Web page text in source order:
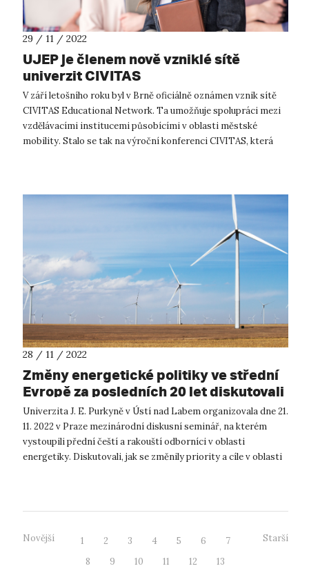
29 / 11 / 2022
UJEP je členem nově vzniklé sítě
univerzit CIVITAS
V září letošního roku byl v Brně oficiálně oznámen vznik sítě
CIVITAS Educational Network. Ta umožňuje spolupráci mezi
vzdělávacími institucemi působícími v oblasti městské
mobility. Stalo se tak na výroční konferenci CIVITAS, která
28 / 11 / 2022
Změny energetické politiky ve střední
Evropě za posledních 20 let diskutovali
experti z Česka a Rakouska
Univerzita J. E. Purkyně v Ústí nad Labem organizovala dne 21.
11. 2022 v Praze mezinárodní diskusní seminář, na kterém
vystoupili přední čeští a rakouští odborníci v oblasti
energetiky. Diskutovali, jak se změnily priority a cíle v oblasti
Novější 1 2 3 4 5 6
7
8
9 10 11 12
13
Starší